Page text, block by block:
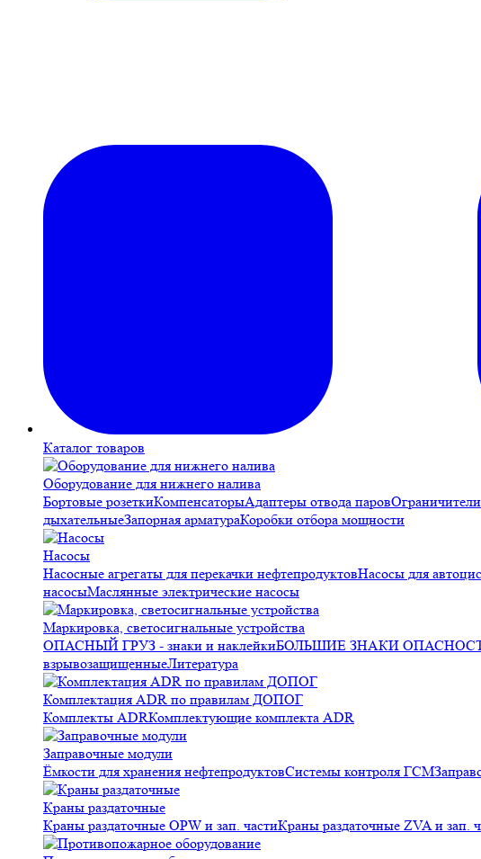
Каталог товаров
Оборудование для нижнего налива
Бортовые розеткиКомпенсаторыАдаптеры отвода паров
дыхательныеЗапорная арматураКоробки отбора мощности
Насосы
Насосные агрегаты для перекачки нефтепродуктовНасосы для
насосыМаслянные электрические насосы
Маркировка, светосигнальные устройства
ОПАСНЫЙ ГРУЗ - знаки и наклейкиБОЛЬШИЕ ЗНАКИ ОПАСНОСТИ
взрывозащищенныеЛитература
Комплектация ADR по правилам ДОПОГ
Комплекты ADRКомплектующие комплекта ADR
Заправочные модули
Ёмкости для хранения нефтепродуктовСистемы контроля ГСМ
Краны раздаточные
Краны раздаточные OPW и зап. частиКраны раздаточные ZVA и зап.